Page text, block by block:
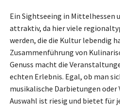
Ein Sightseeing in Mittelhessen
attraktiv, da hier viele
werden, die die Kultur lebendig
Zusammenführung von
Genuss macht die
echten Erlebnis. Egal, ob man
musikalische Darbietungen
Auswahl ist riesig und bietet für